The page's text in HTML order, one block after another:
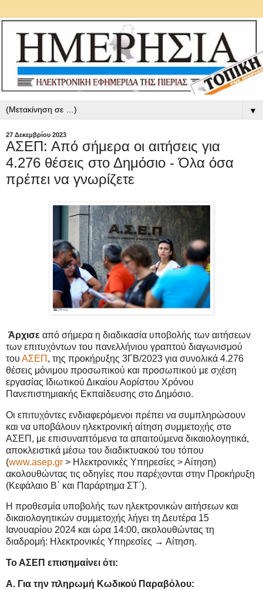
▼
27 Δεκεμβρίου 2023
ΑΣΕΠ: Από σήμερα οι αιτήσεις για
4.276 θέσεις στο Δημόσιο - Όλα όσα
πρέπει να γνωρίζετε
Άρχισε από σήμερα η διαδικασία υποβολής των αιτήσεων
των επιτυχόντων του πανελλήνιου γραπτού διαγωνισμού
του ΑΣΕΠ , της προκήρυξης 3ΓΒ/2023 για συνολικά 4.276
θέσεις μόνιμου προσωπικού και προσωπικού με σχέση
εργασίας Ιδιωτικού Δικαίου Αορίστου Χρόνου
Πανεπιστημιακής Εκπαίδευσης στο Δημόσιο.
Οι επιτυχόντες ενδιαφερόμενοι πρέπει να συμπληρώσουν
και να υποβάλουν ηλεκτρονική αίτηση συμμετοχής στο
ΑΣΕΠ, με επισυναπτόμενα τα απαιτούμενα δικαιολογητικά,
αποκλειστικά μέσω του διαδικτυακού του τόπου
(www.asep.gr > Ηλεκτρονικές Υπηρεσίες > Αίτηση)
ακολουθώντας τις οδηγίες που παρέχονται στην Προκήρυξη
(Κεφάλαιο Β΄ και Παράρτημα ΣΤ΄).
Η προθεσμία υποβολής των ηλεκτρονικών αιτήσεων και
δικαιολογητικών συμμετοχής λήγει τη Δευτέρα 15
Ιανουαρίου 2024 και ώρα 14:00, ακολουθώντας τη
διαδρομή: Ηλεκτρονικές Υπηρεσίες → Αίτηση.
Το ΑΣΕΠ επισημαίνει ότι:
Α. Για την πληρωμή Κωδικού Παραβόλου: